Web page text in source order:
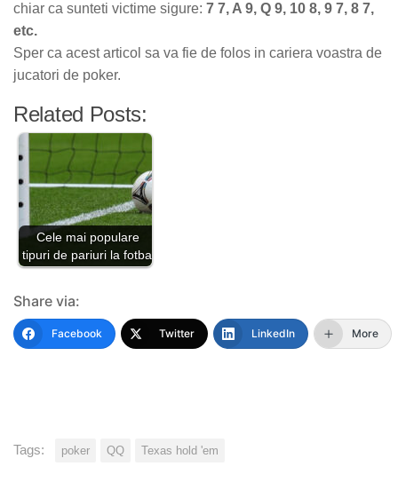
chiar ca sunteti victime sigure: 7 7, A 9, Q 9, 10 8, 9 7, 8 7,
etc.
Sper ca acest articol sa va fie de folos in cariera voastra de
jucatori de poker.
Related Posts:
Cele mai populare
tipuri de pariuri la fotbal
Share via:
Facebook Twitter LinkedIn More
Tags: poker QQ Texas hold 'em